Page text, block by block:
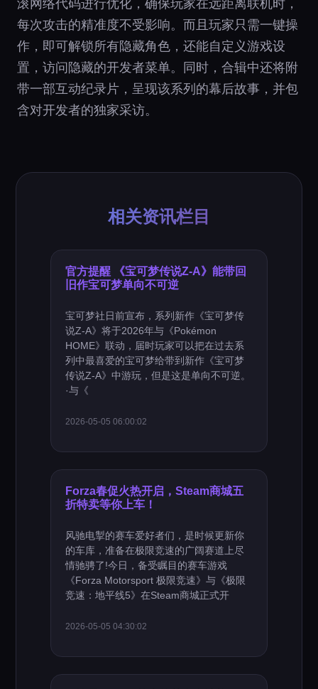
滚网络代码进行优化，确保玩家在远距离联机时，
每次攻击的精准度不受影响。而且玩家只需一键操
作，即可解锁所有隐藏角色，还能自定义游戏设
置，访问隐藏的开发者菜单。同时，合辑中还将附
带一部互动纪录片，呈现该系列的幕后故事，并包
含对开发者的独家采访。
相关资讯栏目
官方提醒 《宝可梦传说Z-A》能带回
旧作宝可梦单向不可逆
宝可梦社日前宣布，系列新作《宝可梦传
说Z-A》将于2026年与《Pokémon
HOME》联动，届时玩家可以把在过去系
列中最喜爱的宝可梦给带到新作《宝可梦
传说Z-A》中游玩，但是这是单向不可逆。
·与《
2026-05-05 06:00:02
Forza春促火热开启，Steam商城五
折特卖等你上车！
风驰电掣的赛车爱好者们，是时候更新你
的车库，准备在极限竞速的广阔赛道上尽
情驰骋了!今日，备受瞩目的赛车游戏
《Forza Motorsport 极限竞速》与《极限
竞速：地平线5》在Steam商城正式开
2026-05-05 04:30:02